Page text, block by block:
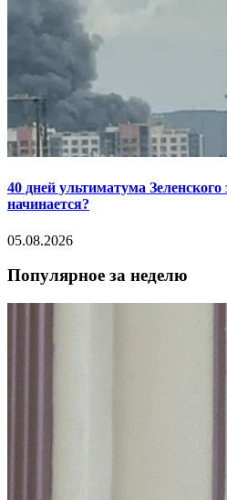
40 дней ультиматума
начинается?
05.08.2026
Популярное за неделю